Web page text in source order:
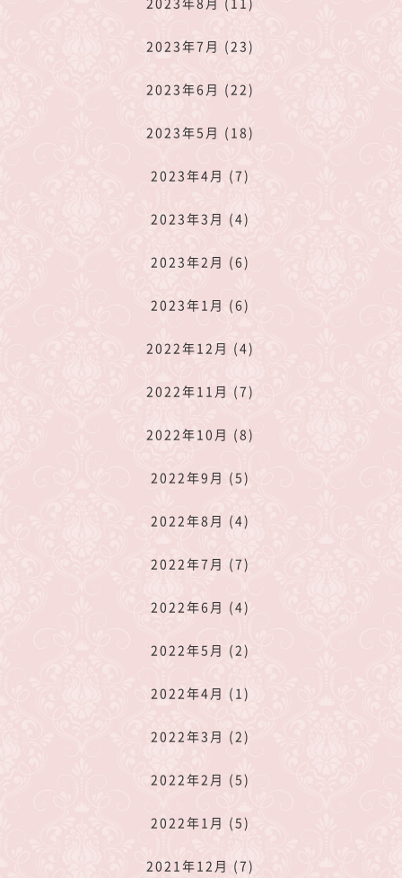
2023年7月 (23)
2023年6月 (22)
2023年5月 (18)
2023年4月 (7)
2023年3月 (4)
2023年2月 (6)
2023年1月 (6)
2022年12月 (4)
2022年11月 (7)
2022年10月 (8)
2022年9月 (5)
2022年8月 (4)
2022年7月 (7)
2022年6月 (4)
2022年5月 (2)
2022年4月 (1)
2022年3月 (2)
2022年2月 (5)
2022年1月 (5)
2021年12月 (7)